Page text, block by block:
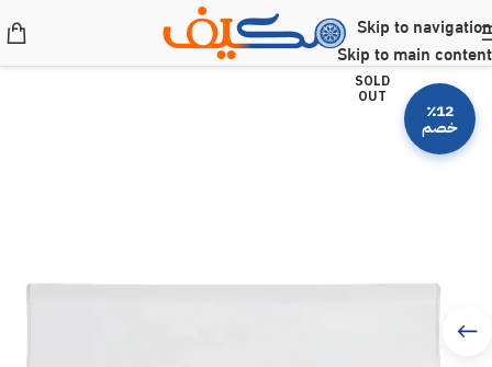
Skip to navigation
Skip to main content
SOLD
OUT
٪12
خصم